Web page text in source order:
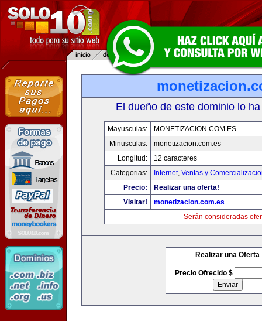
El dueño de este dominio lo
Mayusculas:
MONETIZACION.COM.ES
Minusculas:
monetizacion.com.es
Longitud:
12 caracteres
Categorias:
Internet, Ventas y
Precio:
Realizar una oferta!
Visitar!
monetizacion.com.es
Serán consideradas
Realizar una Oferta
Precio Ofrecido $